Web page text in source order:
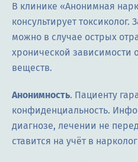
В клинике «Анонимная
консультирует токсиколог.
можно в случае острых
хронической зависимости
веществ.
Анонимность. Пациенту
конфиденциальность.
диагнозе, лечении не
ставится на учёт в